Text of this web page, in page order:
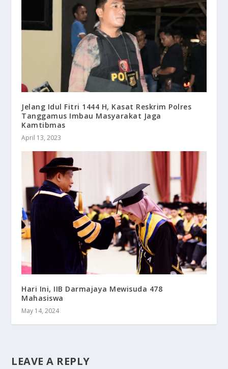
Jelang Idul Fitri 1444 H, Kasat Reskrim Polres
Tanggamus Imbau Masyarakat Jaga
Kamtibmas
April 13, 2023
Hari Ini, IIB Darmajaya Mewisuda 478
Mahasiswa
May 14, 2024
LEAVE A REPLY